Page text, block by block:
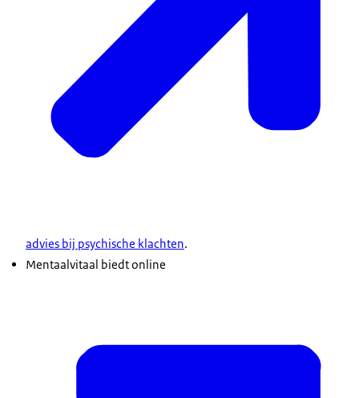
advies bij psychische klachten.
Mentaalvitaal biedt online